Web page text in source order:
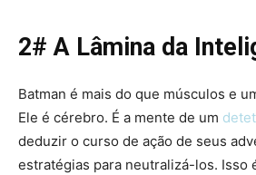
2# A Lâmina da
Batman é mais do que músculos e
Ele é cérebro. É a mente de um
deduzir o curso de ação de seus
estratégias para neutralizá-los. Isso